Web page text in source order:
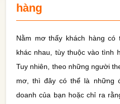
hàng
Nằm mơ thấy khách hàng
khác nhau, tùy thuộc vào tình
Tuy nhiên, theo những người
mơ, thì đây có thể là những
doanh của bạn hoặc chỉ ra